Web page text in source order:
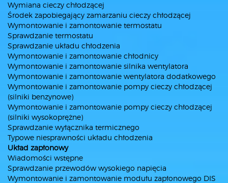
Wymiana cieczy chłodzącej
Środek zapobiegający zamarzaniu cieczy chłodzącej
Wymontowanie i zamontowanie termostatu
Sprawdzanie termostatu
Sprawdzanie układu chłodzenia
Wymontowanie i zamontowanie chłodnicy
Wymontowanie i zamontowanie silnika wentylatora
Wymontowanie i zamontowanie wentylatora dodatkowego
Wymontowanie i zamontowanie pompy cieczy chłodzącej
(silniki benzynowe)
Wymontowanie i zamontowanie pompy cieczy chłodzącej
(silniki wysokoprężne)
Sprawdzanie wyłącznika termicznego
Typowe niesprawności układu chłodzenia
Układ zapłonowy
Wiadomości wstępne
Sprawdzanie przewodów wysokiego napięcia
Wymontowanie i zamontowanie modułu zapłonowego DIS